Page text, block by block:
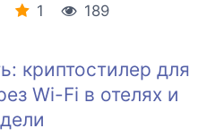
1
189
криптостилер для
Wi-Fi в отелях и